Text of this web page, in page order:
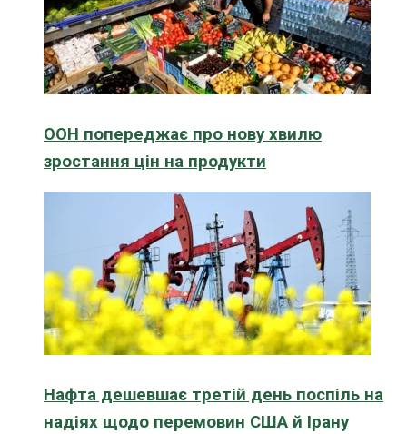
ООН попереджає про нову хвилю
зростання цін на продукти
Нафта дешевшає третій день поспіль на
надіях щодо перемовин США й Ірану